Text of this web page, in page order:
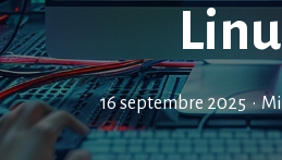
16 septembre 2025 •